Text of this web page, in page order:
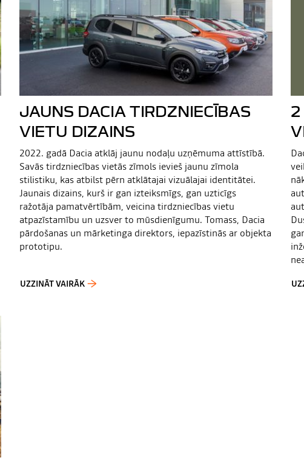
JAUNS DACIA TIRDZNIECĪBAS
VIETU DIZAINS
2022. gadā Dacia atklāj jaunu nodaļu uzņēmuma attīstībā.
Savās tirdzniecības vietās zīmols ievieš jaunu zīmola
stilistiku, kas atbilst pērn atklātajai vizuālajai identitātei.
Jaunais dizains, kurš ir gan izteiksmīgs, gan uzticīgs
ražotāja pamatvērtībām, veicina tirdzniecības vietu
atpazīstamību un uzsver to mūsdienīgumu. Tomass, Dacia
pārdošanas un mārketinga direktors, iepazīstinās ar objekta
prototipu.
UZZINĀT VAIRĀK
2